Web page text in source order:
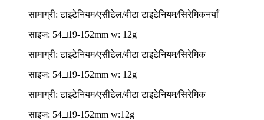
सामाग्री: टाइटेनियम/एसीटेल/बीटा टाइटेनियम/सिरेमिकनयाँ
साइज: 54□19-152mm w: 12g
सामाग्री: टाइटेनियम/एसीटेल/बीटा टाइटेनियम/सिरेमिक
साइज: 54□19-152mm w: 12g
सामाग्री: टाइटेनियम/एसीटेल/बीटा टाइटेनियम/सिरेमिक
साइज: 54□19-152mm w:12g